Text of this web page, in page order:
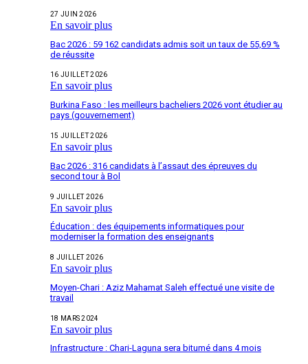
27 JUIN 2026
En savoir plus
Bac 2026 : 59 162 candidats admis soit un taux de 55,69 %
de réussite
16 JUILLET 2026
En savoir plus
Burkina Faso : les meilleurs bacheliers 2026 vont étudier au
pays (gouvernement)
15 JUILLET 2026
En savoir plus
Bac 2026 : 316 candidats à l’assaut des épreuves du
second tour à Bol
9 JUILLET 2026
En savoir plus
Éducation : des équipements informatiques pour
moderniser la formation des enseignants
8 JUILLET 2026
En savoir plus
Moyen-Chari : Aziz Mahamat Saleh effectué une visite de
travail
18 MARS 2024
En savoir plus
Infrastructure : Chari-Laguna sera bitumé dans 4 mois